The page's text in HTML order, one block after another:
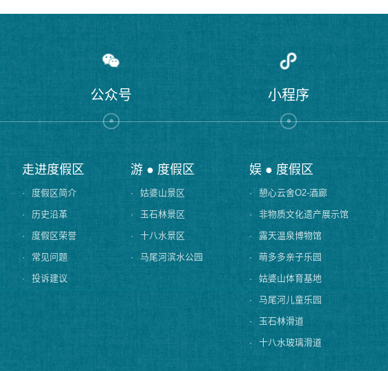
公众号 小程序
走进度假区
· 度假区简介
· 历史沿革
· 度假区荣誉
· 常见问题
· 投诉建议
游 ● 度假区
· 姑婆山景区
· 玉石林景区
· 十八水景区
· 马尾河滨水公园
娱 ● 度假区
· 憩心云舍O2-酒廊
· 非物质文化遗产展示馆
· 露天温泉博物馆
· 萌多多亲子乐园
· 姑婆山体育基地
· 马尾河儿童乐园
· 玉石林滑道
· 十八水玻璃滑道